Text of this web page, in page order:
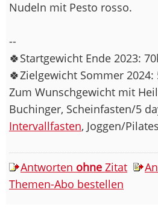
Nudeln mit Pesto rosso.
--
🍀Startgewicht Ende 2023:
🍀Zielgewicht Sommer 2024:
Zum Wunschgewicht mit
Buchinger, Scheinfasten/5
Intervallfasten, Joggen/
Antworten ohne Zitat
Themen-Abo bestellen